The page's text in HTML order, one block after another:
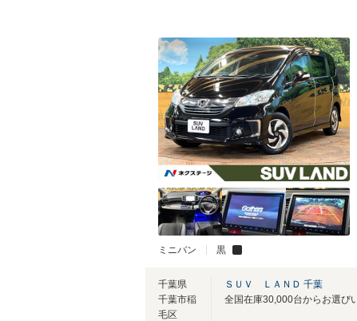
ミニバン 黒
千葉県
千葉市稲
毛区
ＳＵＶ ＬＡＮＤ 千葉
全国在庫30,000台からお選び